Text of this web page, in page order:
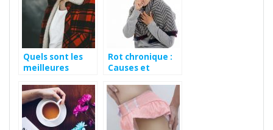
Quels sont les
meilleures
pour stopper le
tabac ?
Rot chronique :
Causes et